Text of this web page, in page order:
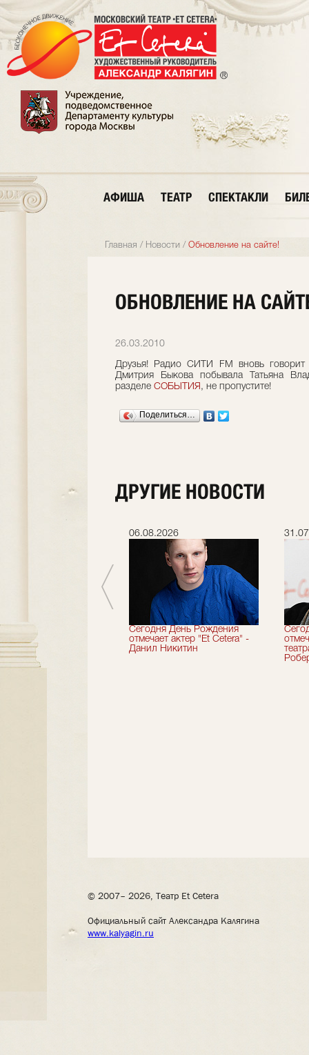
АФИША ТЕАТР СПЕКТАКЛИ
Главная / Новости / Обновление на сайте!
ОБНОВЛЕНИЕ НА
26.03.2010
Друзья! Радио СИТИ FM вновь
Дмитрия Быкова побывала Татьяна
разделе СОБЫТИЯ , не пропустите!
Поделиться…
ДРУГИЕ НОВОСТИ
сезон!
06.08.2026
Сегодня День Рождения
отмечает актер "Et Cetera" -
Данил Никитин
© 2007– 2026, Театр Et Cetera
Официальный сайт Александра Калягина
www.kalyagin.ru